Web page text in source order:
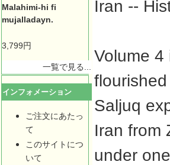
Malahimi-hi fi
mujalladayn.
3,799円
一覧で見る...
インフォメーション
ご注文にあたっ
て
このサイトにつ
いて
Iran --
Volume 4
Saljuq
Iran from
under